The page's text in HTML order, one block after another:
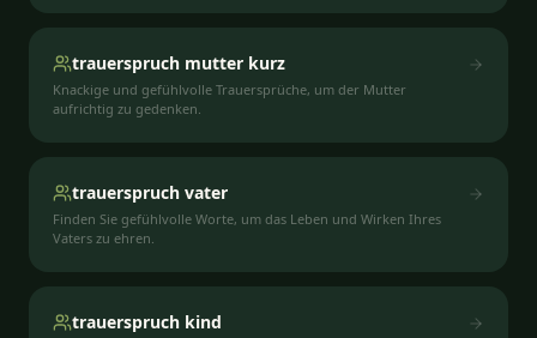
trauerspruch mutter kurz
Knackige und gefühlvolle Trauersprüche, um der Mutter
aufrichtig zu gedenken.
trauerspruch vater
Finden Sie gefühlvolle Worte, um das Leben und Wirken Ihres
Vaters zu ehren.
trauerspruch kind